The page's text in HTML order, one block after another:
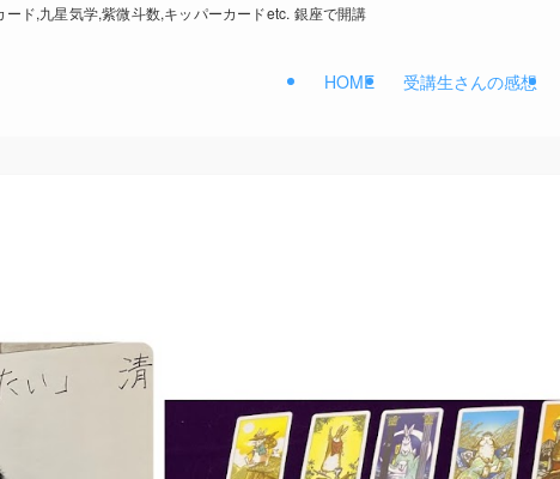
ド,九星気学,紫微斗数,キッパーカードetc. 銀座で開講
HOME 受講生さんの感想